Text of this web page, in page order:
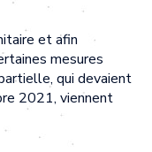
et afin
mesures
qui devaient
2021, viennent